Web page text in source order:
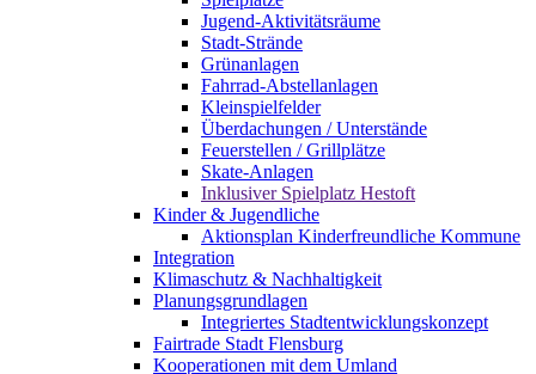
Jugend-Aktivitätsräume
Stadt-Strände
Grünanlagen
Fahrrad-Abstellanlagen
Kleinspielfelder
Überdachungen / Unterstände
Feuerstellen / Grillplätze
Skate-Anlagen
Inklusiver Spielplatz Hestoft
Kinder & Jugendliche
Aktionsplan Kinderfreundliche Kommune
Integration
Klimaschutz & Nachhaltigkeit
Planungsgrundlagen
Integriertes Stadtentwicklungskonzept
Fairtrade Stadt Flensburg
Kooperationen mit dem Umland